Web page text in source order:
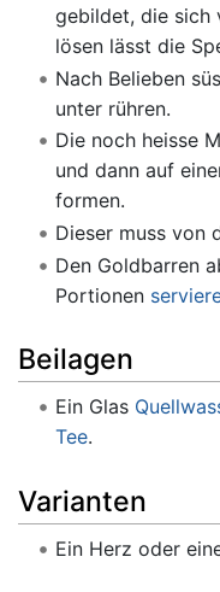
gebildet, die sich
lösen lässt die
Nach Belieben
unter rühren.
Die noch heisse
und dann auf
formen.
Dieser muss von
Den Goldbarren
Portionen
Beilagen
Ein Glas
Tee.
Varianten
Ein Herz oder